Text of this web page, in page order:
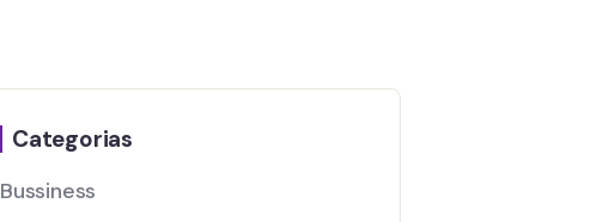
Categorias
Bussiness